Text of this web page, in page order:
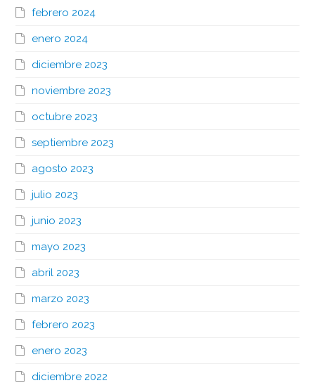
febrero 2024
enero 2024
diciembre 2023
noviembre 2023
octubre 2023
septiembre 2023
agosto 2023
julio 2023
junio 2023
mayo 2023
abril 2023
marzo 2023
febrero 2023
enero 2023
diciembre 2022